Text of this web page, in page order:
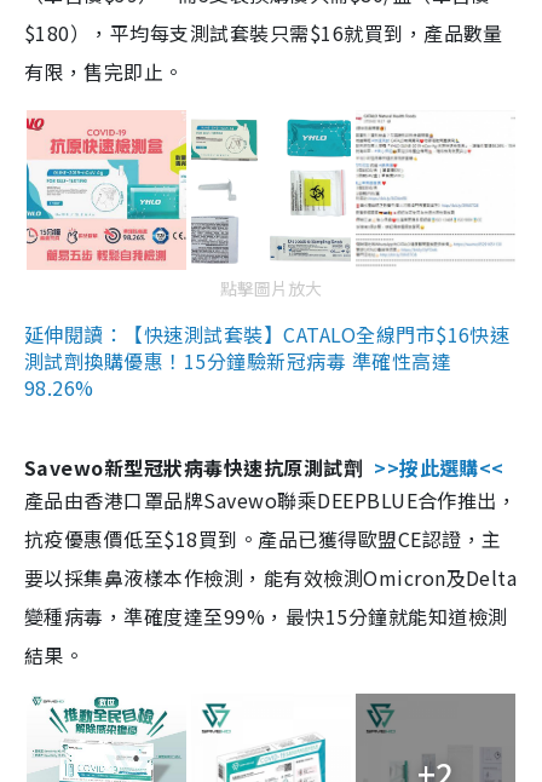
$180），平均每支測試套裝只需$16就買到，產品數量
有限，售完即止。
點擊圖片放大
延伸閱讀：【快速測試套裝】CATALO全線門市$16快速
測試劑換購優惠！15分鐘驗新冠病毒 準確性高達
98.26%
Savewo新型冠狀病毒快速抗原測試劑 >>按此選購<<
產品由香港口罩品牌Savewo聯乘DEEPBLUE合作推出，
抗疫優惠價低至$18買到。產品已獲得歐盟CE認證，主
要以採集鼻液樣本作檢測，能有效檢測Omicron及Delta
變種病毒，準確度達至99%，最快15分鐘就能知道檢測
結果。